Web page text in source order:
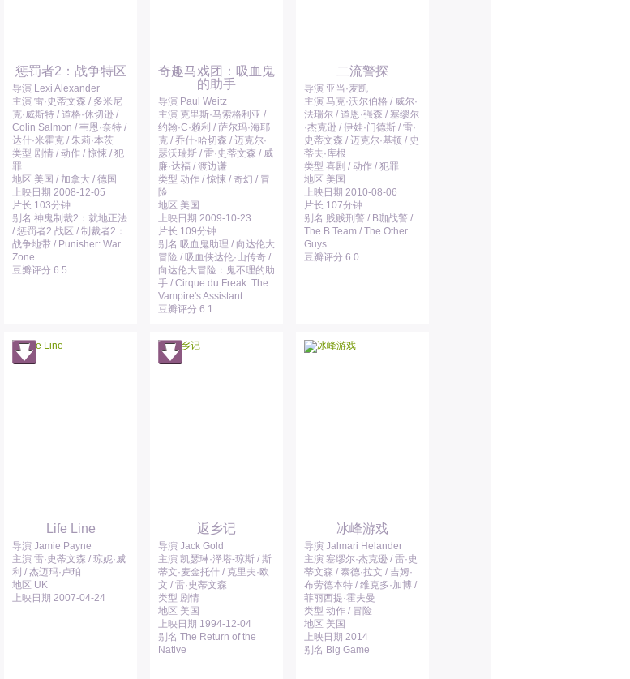
惩罚者2：战争特区
导演 Lexi Alexander
主演 雷·史蒂文森 / 多米尼
克·威斯特 / 道格·休切逊 /
Colin Salmon / 韦恩·奈特 /
达什·米霍克 / 朱莉·本茨
类型 剧情 / 动作 / 惊悚 / 犯
罪
地区 美国 / 加拿大 / 德国
上映日期 2008-12-05
片长 103分钟
别名 神鬼制裁2：就地正法
/ 惩罚者2 战区 / 制裁者2：
战争地带 / Punisher: War
Zone
豆瓣评分 6.5
奇趣马戏团：吸血鬼
的助手
导演 Paul Weitz
主演 克里斯·马索格利亚 /
约翰·C·赖利 / 萨尔玛·海耶
克 / 乔什·哈切森 / 迈克尔·
瑟沃瑞斯 / 雷·史蒂文森 / 威
廉·达福 / 渡边谦
类型 动作 / 惊悚 / 奇幻 / 冒
险
地区 美国
上映日期 2009-10-23
片长 109分钟
别名 吸血鬼助理 / 向达伦大
冒险 / 吸血侠达伦·山传奇 /
向达伦大冒险：鬼不理的助
手 / Cirque du Freak: The
Vampire's Assistant
豆瓣评分 6.1
二流警探
导演 亚当·麦凯
主演 马克·沃尔伯格 / 威尔·
法瑞尔 / 道恩·强森 / 塞缪尔
·杰克逊 / 伊娃·门德斯 / 雷·
史蒂文森 / 迈克尔·基顿 / 史
蒂夫·库根
类型 喜剧 / 动作 / 犯罪
地区 美国
上映日期 2010-08-06
片长 107分钟
别名 贱贱刑警 / B咖战警 /
The B Team / The Other
Guys
豆瓣评分 6.0
Life Line
导演 Jamie Payne
主演 雷·史蒂文森 / 琼妮·威
利 / 杰迈玛·卢珀
地区 UK
上映日期 2007-04-24
返乡记
导演 Jack Gold
主演 凯瑟琳·泽塔-琼斯 / 斯
蒂文·麦金托什 / 克里夫·欧
文 / 雷·史蒂文森
类型 剧情
地区 美国
上映日期 1994-12-04
别名 The Return of the
Native
冰峰游戏
导演 Jalmari Helander
主演 塞缪尔·杰克逊 / 雷·史
蒂文森 / 泰德·拉文 / 吉姆·
布劳德本特 / 维克多·加博 /
菲丽西提·霍夫曼
类型 动作 / 冒险
地区 美国
上映日期 2014
别名 Big Game